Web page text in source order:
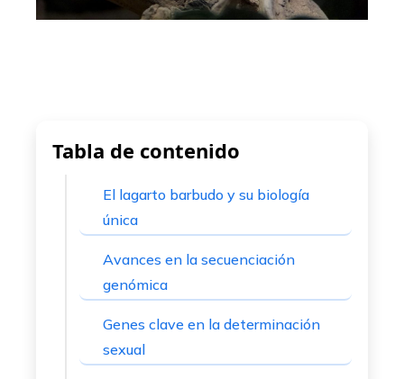
Tabla de contenido
El lagarto barbudo y su biología
única
Avances en la secuenciación
genómica
Genes clave en la determinación
sexual